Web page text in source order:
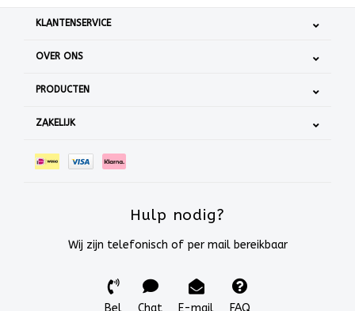
KLANTENSERVICE
OVER ONS
PRODUCTEN
ZAKELIJK
Hulp nodig?
Wij zijn telefonisch of per mail bereikbaar
Bel Chat E-mail FAQ